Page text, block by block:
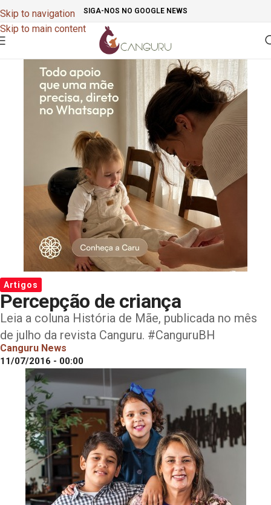
Skip to navigation
Skip to main content
SIGA-NOS NO GOOGLE NEWS
Artigos
Percepção de criança
Leia a coluna História de Mãe, publicada no mês
de julho da revista Canguru. #CanguruBH
Canguru News
11/07/2016 - 00:00